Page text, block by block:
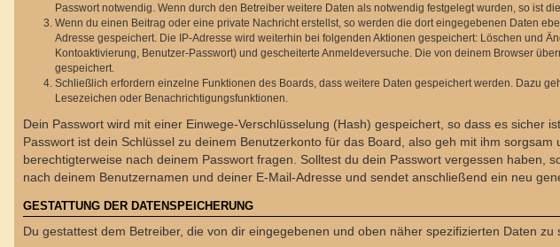
Passwort notwendig. Wenn durch den Betreiber weitere Daten als notwendig festgelegt wurden, so ist
Wenn du einen Beitrag oder eine private Nachricht erstellst, so werden die dort eingegebenen Daten
Adresse gespeichert. Die IP-Adresse wird weiterhin bei folgenden Aktionen gespeichert: Löschen und
Kontoaktivierung, Benutzer-Passwort) und gescheiterte Anmeldeversuche. Die von deinem Browser
gespeichert.
Schließlich erfordern einzelne Funktionen des Boards, dass weitere Daten gespeichert werden. Dazu
Lesezeichen oder Benachrichtigungsfunktionen.
Dein Passwort wird mit einer Einwege-Verschlüsselung (Hash) gespeichert, so dass es
Passwort ist dein Schlüssel zu deinem Benutzerkonto für das Board, also geh mit ihm
berechtigterweise nach deinem Passwort fragen. Solltest du dein Passwort vergessen haben,
nach deinem Benutzernamen und deiner E-Mail-Adresse und sendet anschließend ein neu
GESTATTUNG DER DATENSPEICHERUNG
Du gestattest dem Betreiber, die von dir eingegebenen und oben näher spezifizierten Daten